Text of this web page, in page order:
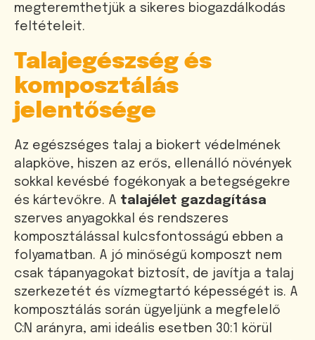
megteremthetjük a sikeres biogazdálkodás
feltételeit.
Talajegészség és
komposztálás
jelentősége
Az egészséges talaj a biokert védelmének
alapköve, hiszen az erős, ellenálló növények
sokkal kevésbé fogékonyak a betegségekre
és kártevőkre. A talajélet gazdagítása
szerves anyagokkal és rendszeres
komposztálással kulcsfontosságú ebben a
folyamatban. A jó minőségű komposzt nem
csak tápanyagokat biztosít, de javítja a talaj
szerkezetét és vízmegtartó képességét is. A
komposztálás során ügyeljünk a megfelelő
C:N arányra, ami ideális esetben 30:1 körül